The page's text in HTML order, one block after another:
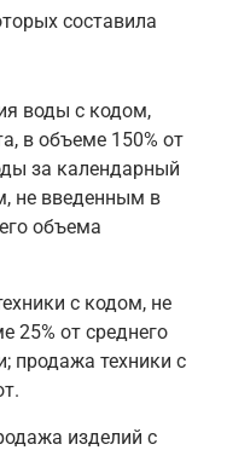
составила
воды с кодом,
в объеме 150% от
за календарный
не введенным в
объема
с кодом, не
25% от среднего
продажа техники с
изделий с